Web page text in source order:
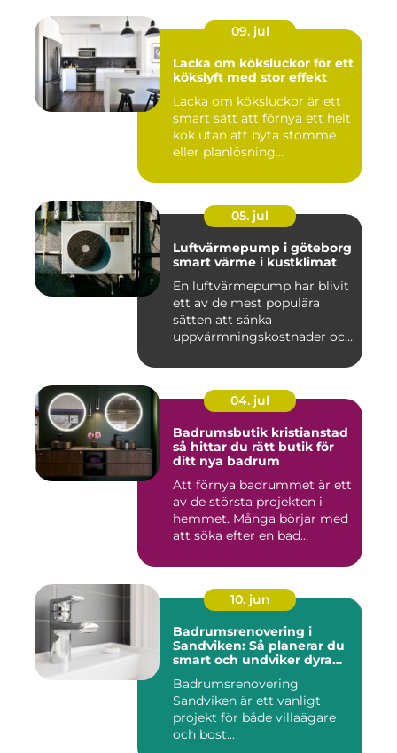
09. jul
Lacka om köksluckor för ett
kökslyft med stor effekt
Lacka om köksluckor är ett
smart sätt att förnya ett helt
kök utan att byta stomme
eller planlösning...
05. jul
Luftvärmepump i göteborg
smart värme i kustklimat
En luftvärmepump har blivit
ett av de mest populära
sätten att sänka
uppvärmningskostnader och
04. jul
Badrumsbutik kristianstad
så hittar du rätt butik för
ditt nya badrum
Att förnya badrummet är ett
av de största projekten i
hemmet. Många börjar med
att söka efter en bad...
10. jun
Badrumsrenovering i
Sandviken: Så planerar du
smart och undviker dyra
Badrumsrenovering
Sandviken är ett vanligt
projekt för både villaägare
och bost...